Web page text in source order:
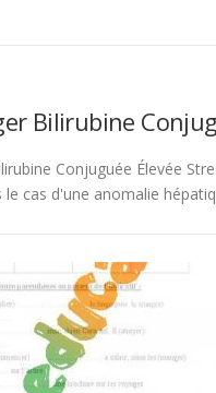
Bilirubine
Conjuguée Élevée
le cas d'une anomalie